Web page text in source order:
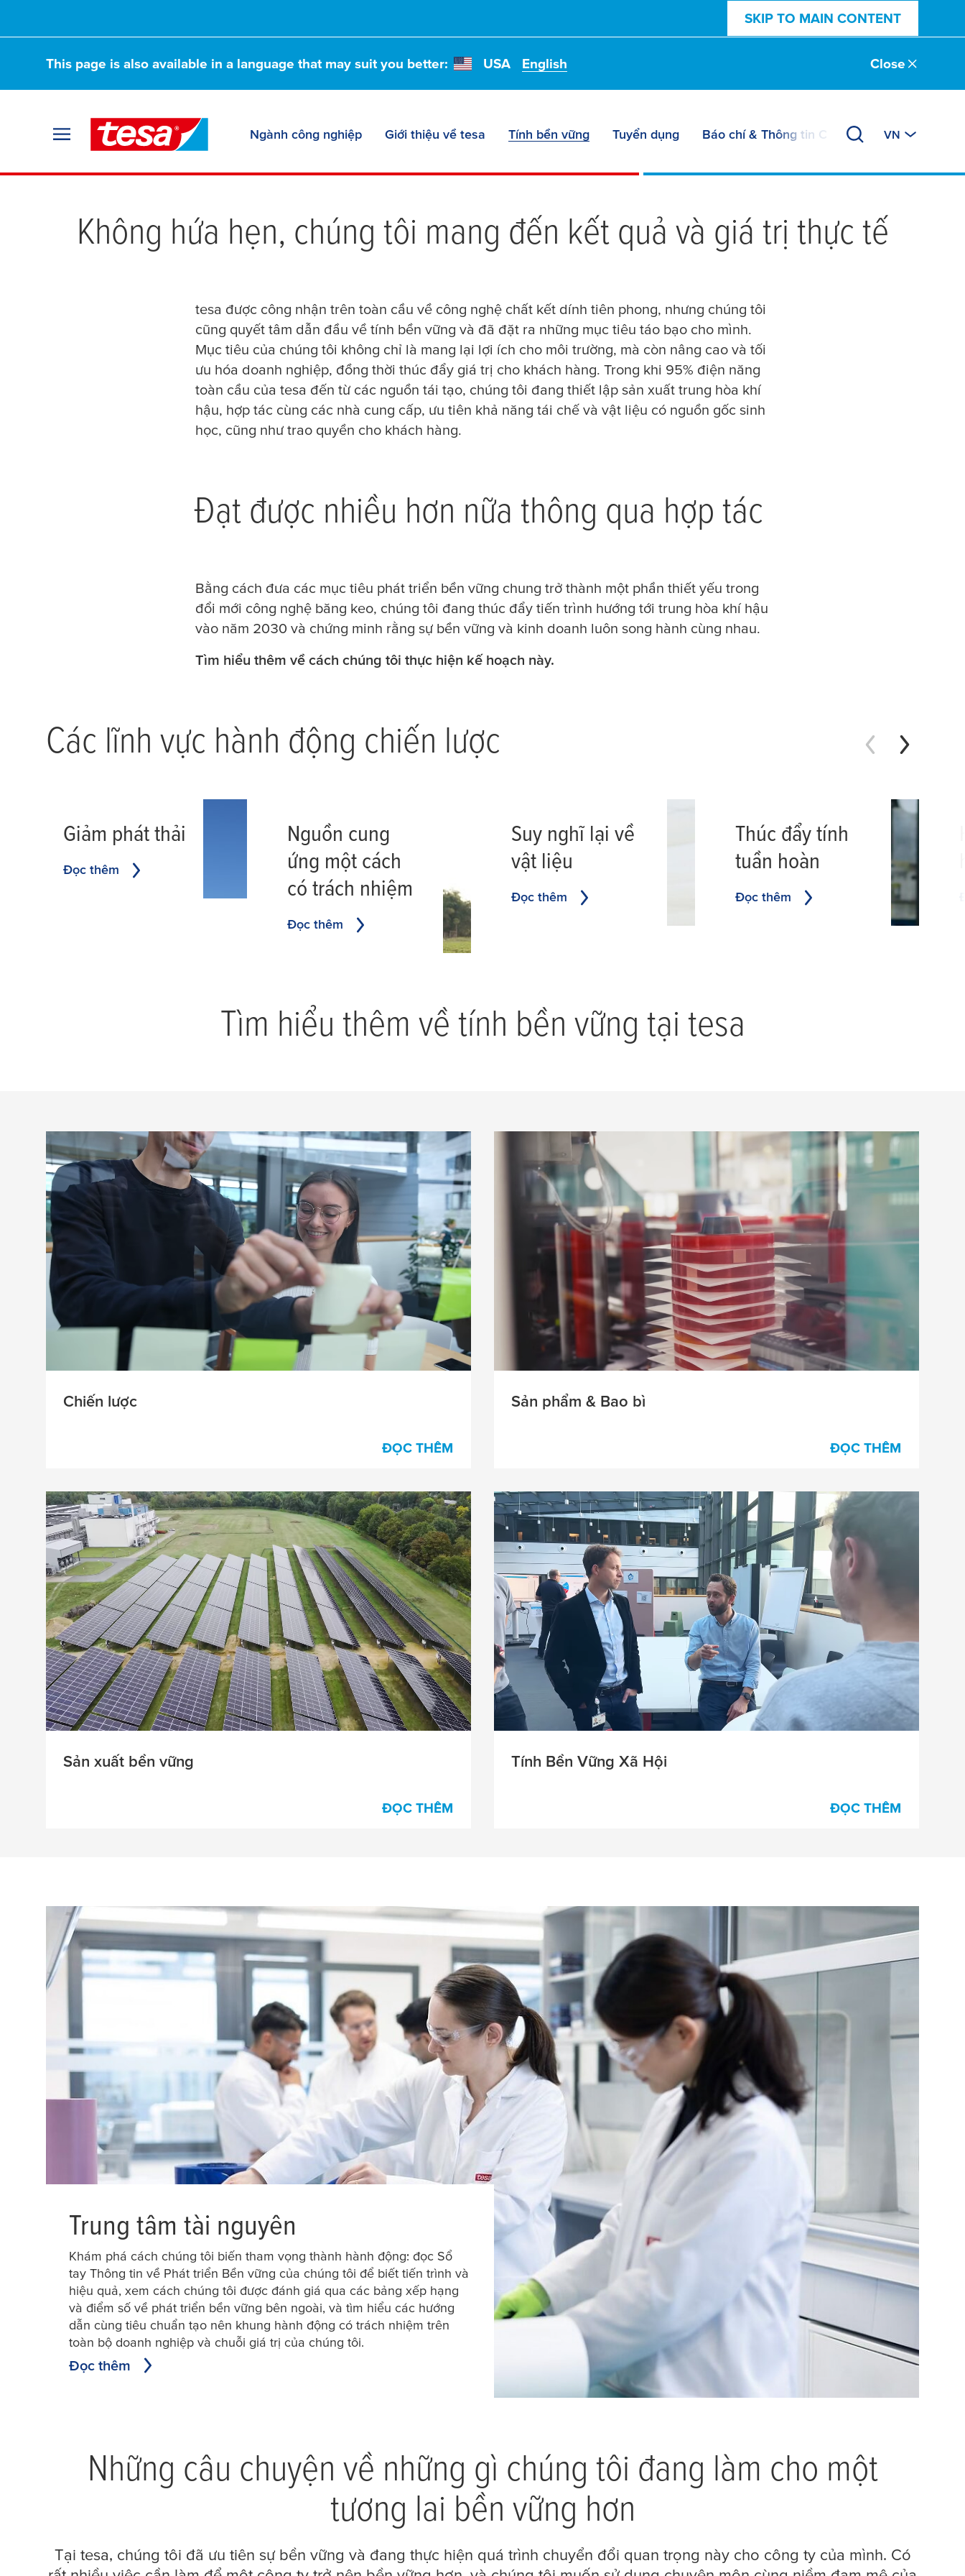
SKIP TO MAIN CONTENT
This page is also available in a language that may suit you better: USA English Close
Ngành công nghiệp Giới thiệu về tesa Tính bền vững Tuyển dụng Báo chí & Thông tin Chi tiết VN
Không hứa hẹn, chúng tôi mang đến kết quả và giá trị thực tế
tesa được công nhận trên toàn cầu về công nghệ chất kết dính tiên phong, nhưng chúng tôi
cũng quyết tâm dẫn đầu về tính bền vững và đã đặt ra những mục tiêu táo bạo cho mình.
Mục tiêu của chúng tôi không chỉ là mang lại lợi ích cho môi trường, mà còn nâng cao và tối
ưu hóa doanh nghiệp, đồng thời thúc đẩy giá trị cho khách hàng. ​Trong khi 95% điện năng
toàn cầu của tesa đến từ các nguồn tái tạo, chúng tôi đang thiết lập sản xuất trung hòa khí
hậu, hợp tác cùng các nhà cung cấp, ưu tiên khả năng tái chế và vật liệu có nguồn gốc sinh
học, cũng như trao quyền cho khách hàng.
Đạt được nhiều hơn nữa thông qua hợp tác
Bằng cách đưa các mục tiêu phát triển bền vững chung trở thành một phần thiết yếu trong
đổi mới công nghệ băng keo, chúng tôi đang thúc đẩy tiến trình hướng tới trung hòa khí hậu
vào năm 2030 và chứng minh rằng sự bền vững và kinh doanh luôn song hành cùng nhau.​
​Tìm hiểu thêm về cách chúng tôi thực hiện kế hoạch này.
Các lĩnh vực hành động chiến lược
Giảm phát thải
Đọc thêm
Nguồn cung
ứng một cách
có trách nhiệm
Đọc thêm
Suy nghĩ lại về
vật liệu
Đọc thêm
Thúc đẩy tính
tuần hoàn
Đọc thêm
Tìm hiểu thêm về tính bền vững tại tesa
Chiến lược
ĐỌC THÊM
Sản phẩm & Bao bì
ĐỌC THÊM
Sản xuất bền vững
ĐỌC THÊM
Tính Bền Vững Xã Hội
ĐỌC THÊM
Trung tâm tài nguyên
Khám phá cách chúng tôi biến tham vọng thành hành động: đọc Sổ
tay Thông tin về Phát triển Bền vững của chúng tôi để biết tiến trình và
hiệu quả, xem cách chúng tôi được đánh giá qua các bảng xếp hạng
và điểm số về phát triển bền vững bên ngoài, và tìm hiểu các hướng
dẫn cùng tiêu chuẩn tạo nên khung hành động có trách nhiệm trên
toàn bộ doanh nghiệp và chuỗi giá trị của chúng tôi.
Đọc thêm
Những câu chuyện về những gì chúng tôi đang làm cho một
tương lai bền vững hơn
Tại tesa, chúng tôi đã ưu tiên sự bền vững và đang thực hiện quá trình chuyển đổi quan trọng này cho công ty của mình. Có